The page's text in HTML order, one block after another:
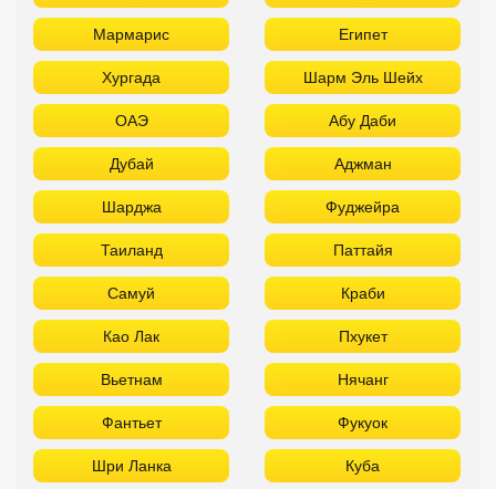
Мармарис Египет
Хургада Шарм Эль Шейх
ОАЭ Абу Даби
Дубай Аджман
Шарджа Фуджейра
Таиланд Паттайя
Самуй Краби
Као Лак Пхукет
Вьетнам Нячанг
Фантьет Фукуок
Шри Ланка Куба